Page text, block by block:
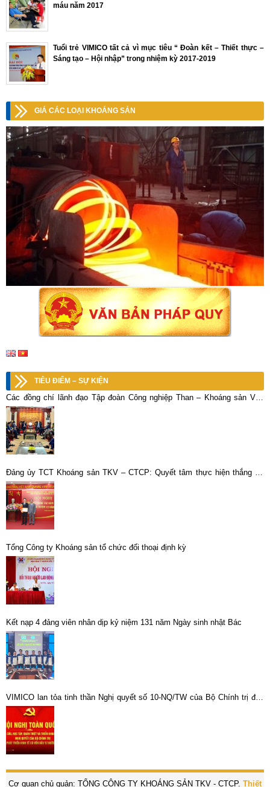
máu năm 2017
Tuổi trẻ VIMICO tất cả vì mục tiêu “ Đoàn kết – Thiết thực –
Sáng tạo – Hội nhập” trong nhiệm kỳ 2017-2019
GIÁ CÁC LOẠI KHOÁNG SẢN
TIÊU ĐIỂM – SỰ KIỆN
Các đồng chí lãnh đạo Tập đoàn Công nghiệp Than – Khoáng sản Việt
Nam chúc Tết cán bộ, công nhân viên Tổng công ty Khoáng sản
Đảng ủy TCT Khoáng sản TKV – CTCP: Quyết tâm thực hiện thắng lợi
nhiệm vụ chính trị năm 2025
Tổng Công ty Khoáng sản tổ chức đối thoại định kỳ
Kết nạp 4 đảng viên nhân dịp kỷ niệm 131 năm Ngày sinh nhật Bác
VIMICO lan tỏa tinh thần Nghị quyết số 10-NQ/TW của Bộ Chính trị đến
toàn thể cán bộ, đảng viên
Cơ quan chủ quản: TỔNG CÔNG TY KHOÁNG SẢN TKV - CTCP. Thiết